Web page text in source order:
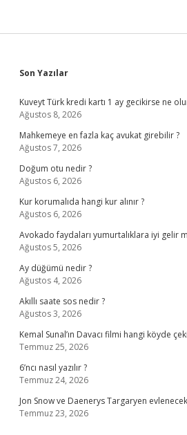
Sidebar
Son Yazılar
Kuveyt Türk kredi kartı 1 ay gecikirse ne
Ağustos 8, 2026
Mahkemeye en fazla kaç avukat girebilir ?
Ağustos 7, 2026
Doğum otu nedir ?
Ağustos 6, 2026
Kur korumalıda hangi kur alınır ?
Ağustos 6, 2026
Avokado faydaları yumurtalıklara iyi gelir
Ağustos 5, 2026
Ay düğümü nedir ?
Ağustos 4, 2026
Akıllı saate sos nedir ?
Ağustos 3, 2026
Kemal Sunal’ın Davacı filmi hangi köyde
Temmuz 25, 2026
6’ncı nasıl yazılır ?
Temmuz 24, 2026
Jon Snow ve Daenerys Targaryen
Temmuz 23, 2026